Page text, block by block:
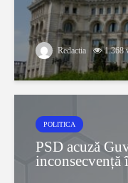
Redactia 1.368
POLITICA
PSD acuză
inconsecvență